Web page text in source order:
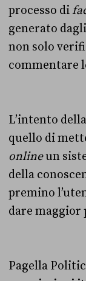
processo di
generato
non solo
commentare
L’intento
quello di
onlineun
della
premino
dare maggior
Pagella